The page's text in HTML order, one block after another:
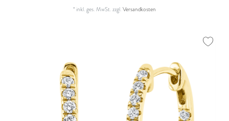
* inkl. ges. MwSt.zzgl.Versandkosten